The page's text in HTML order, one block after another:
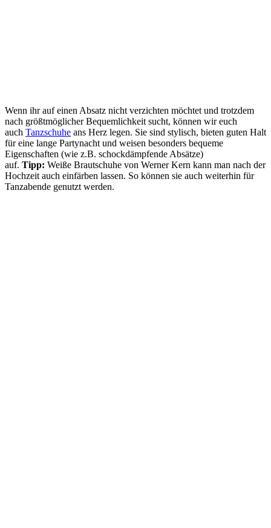
Wenn ihr auf einen Absatz nicht verzichten möchtet und trotzdem
nach größtmöglicher Bequemlichkeit sucht, können wir euch
auch Tanzschuhe ans Herz legen. Sie sind stylisch, bieten guten Halt
für eine lange Partynacht und weisen besonders bequeme
Eigenschaften (wie z.B. schockdämpfende Absätze)
auf. Tipp: Weiße Brautschuhe von Werner Kern kann man nach der
Hochzeit auch einfärben lassen. So können sie auch weiterhin für
Tanzabende genutzt werden.